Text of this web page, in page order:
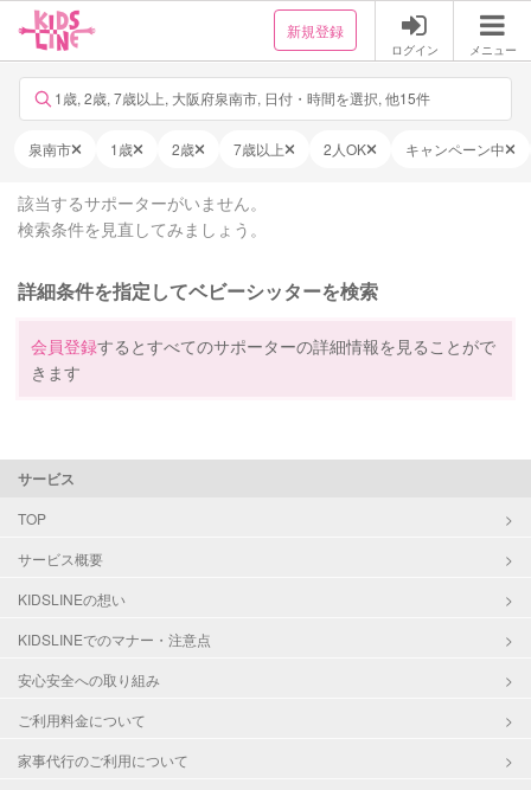
新規登録
ログイン メニュー
1歳, 2歳, 7歳以上, 大阪府泉南市, 日付・時間を選択, 他15件
泉南市 1歳 2歳 7歳以上 2人OK キャンペーン中
該当するサポーターがいません。
検索条件を見直してみましょう。
詳細条件を指定してベビーシッターを検索
会員登録するとすべてのサポーターの詳細情報を見ることがで
きます
サービス
TOP
サービス概要
KIDSLINEの想い
KIDSLINEでのマナー・注意点
安心安全への取り組み
ご利用料金について
家事代行のご利用について